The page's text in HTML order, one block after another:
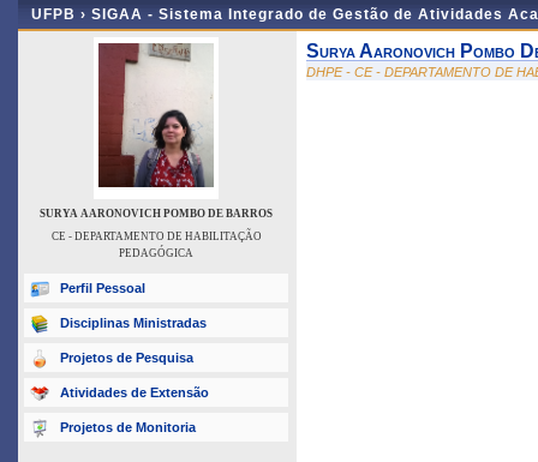
UFPB › SIGAA - Sistema Integrado de Gestão de Atividades
SURYA AARONOVICH POMBO DE BARROS
CE - DEPARTAMENTO DE HABILITAÇÃO
PEDAGÓGICA
Perfil Pessoal
Disciplinas Ministradas
Projetos de Pesquisa
Atividades de Extensão
Projetos de Monitoria
Surya Aaronovich Pombo
DHPE - CE - DEPARTAMENTO DE